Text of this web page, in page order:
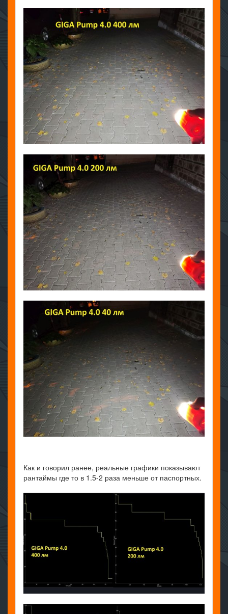
Как и говорил ранее, реальные графики показывают
рантаймы где то в 1.5-2 раза меньше от паспортных.